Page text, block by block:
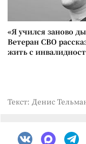
«Я учился заново
Ветеран СВО
жить с
Текст: Денис